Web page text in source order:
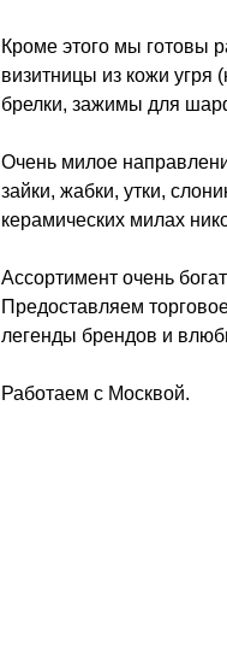
Кроме этого мы готовы
визитницы из кожи угря
брелки, зажимы для
Очень милое
зайки, жабки, утки,
керамических милах
Ассортимент очень
Предоставляем
легенды брендов и
Работаем с Москвой.